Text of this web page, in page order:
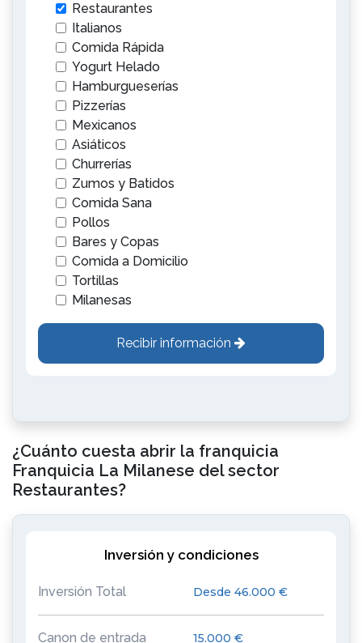
Restaurantes
Italianos
Comida Rápida
Yogurt Helado
Hamburgueserías
Pizzerías
Mexicanos
Asiáticos
Churrerías
Zumos y Batidos
Comida Sana
Pollos
Bares y Copas
Comida a Domicilio
Tortillas
Milanesas
Recibir información
¿Cuánto cuesta abrir la franquicia
Franquicia La Milanese del sector
Restaurantes?
Inversión y condiciones
Inversión Total Desde 46.000 €
Canon de entrada 15.000 €